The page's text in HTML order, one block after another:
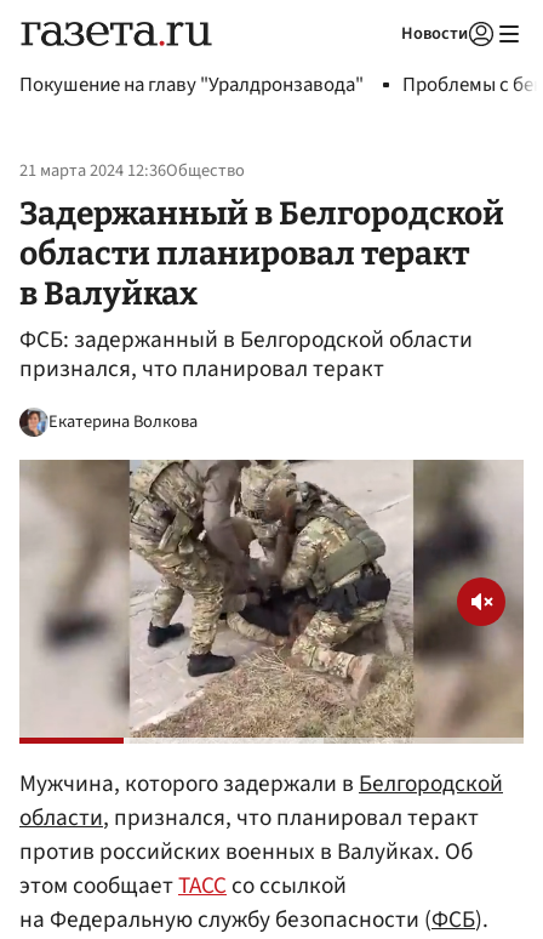
Новости
Покушение на главу "Уралдронзавода" Проблемы с
21 марта 2024 12:36Общество
Задержанный в Белгородской
области планировал теракт
в Валуйках
ФСБ: задержанный в Белгородской области
признался, что планировал теракт
Екатерина Волкова
Мужчина, которого задержали вБелгородской
области, признался, что планировал теракт
против российских военных в Валуйках. Об
этом сообщаетТАССсо ссылкой
на Федеральную службу безопасности (ФСБ).